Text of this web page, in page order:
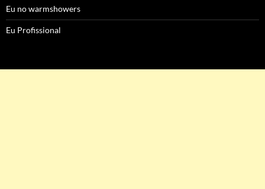
Eu no warmshowers
Eu Profissional